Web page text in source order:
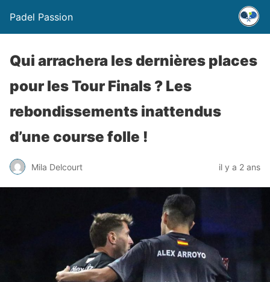
Padel Passion
Qui arrachera les dernières places
pour les Tour Finals ? Les
rebondissements inattendus
d’une course folle !
Mila Delcourt il y a 2 ans